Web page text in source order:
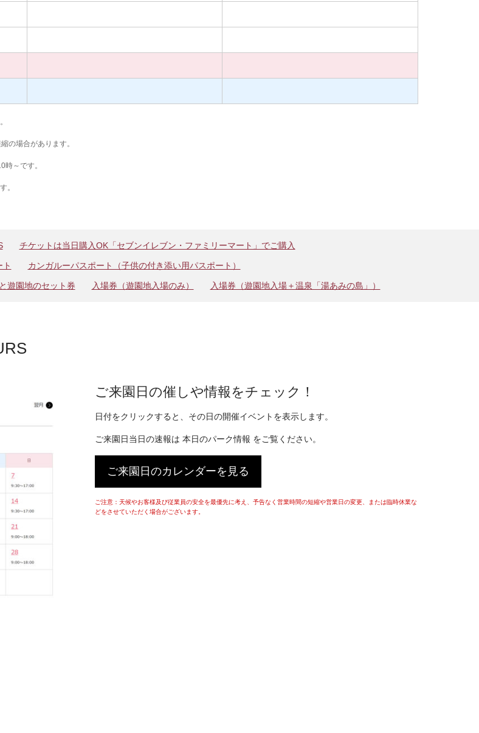
の場合があります。
～です。
。
チケットは当日購入OK「セブンイレブン・ファミリーマート」でご購入
カンガルーパスポート（子供の付き添い用パスポート）
遊園地のセット券 入場券（遊園地入場のみ） 入場券（遊園地入場＋温泉「湯あみの島」）
ご来園日の催しや情報をチェック！
日付をクリックすると、その日の開催イベントを表示します。
ご来園日当日の速報は 本日のパーク情報 をご覧ください。
ご来園日のカレンダーを見る
ご注意：天候やお客様及び従業員の安全を最優先に考え、予告なく営業時間の短縮や営業日の変更、または臨時休業な
どをさせていただく場合がございます。